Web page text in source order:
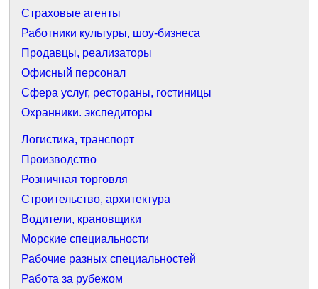
Страховые агенты
Работники культуры, шоу-бизнеса
Продавцы, реализаторы
Офисный персонал
Сфера услуг, рестораны, гостиницы
Охранники. экспедиторы
Логистика, транспорт
Производство
Розничная торговля
Строительство, архитектура
Водители, крановщики
Морские специальности
Рабочие разных специальностей
Работа за рубежом